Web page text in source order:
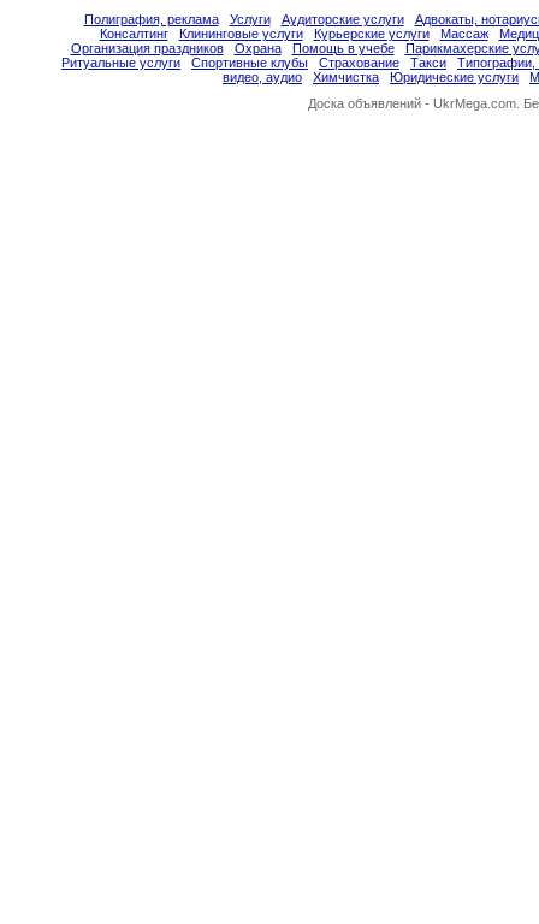
Полиграфия, реклама Услуги Аудиторские услуги
Адвокаты,
Консалтинг
Клининговые услуги Курьерские услуги Массаж
Организация праздников
Охрана Помощь в учебе
Парикмахерские
Ритуальные услуги
Спортивные клубы Страхование Такси
Типографии,
видео, аудио
Химчистка Юридические услуги
Доска объявлений - UkrMega.com.